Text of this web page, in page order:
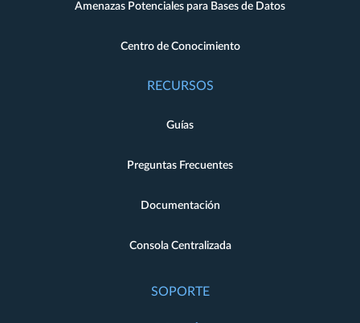
Amenazas Potenciales para Bases de Datos
Centro de Conocimiento
RECURSOS
Guías
Preguntas Frecuentes
Documentación
Consola Centralizada
SOPORTE